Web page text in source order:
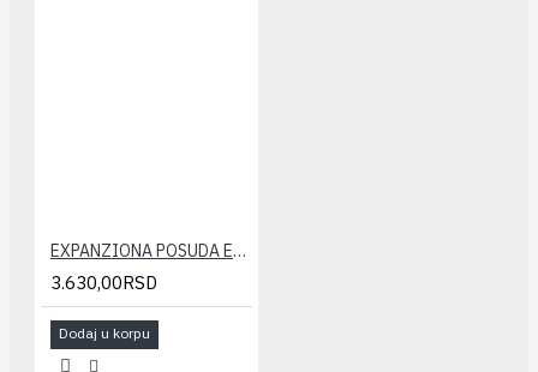
EXPANZIONA POSUDA ELBI 18 LIT.
3.630,00RSD
Dodaj u korpu